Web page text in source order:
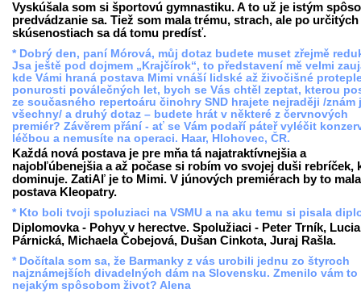
Vyskúšala som si športovú gymnastiku. A to už je istým
predvádzanie sa. Tiež som mala trému, strach, ale po určitých
skúsenostiach sa dá tomu predísť.
* Dobrý den, paní Mórová, můj dotaz budete muset zřejmě
Jsa ještě pod dojmem „Krajčírok“, to představení mě velmi
kde Vámi hraná postava Mimi vnáší lidské až živočišné
ponurosti poválečných let, bych se Vás chtěl zeptat, kterou
ze současného repertoáru činohry SND hrajete nejraději /znám
všechny/ a druhý dotaz – budete hrát v některé z červnových
premiér? Závěrem přání - ať se Vám podaří páteř vyléčit
léčbou a nemusíte na operaci. Haar, Hlohovec, ČR.
Každá nová postava je pre mňa tá najatraktívnejšia a
najobľúbenejšia a až počase si robím vo svojej duši rebríček,
dominuje. ZatiAľ je to Mimi. V júnových premiérach by to
postava Kleopatry.
* Kto boli tvoji spoluziaci na VSMU a na aku temu si pisala
Diplomovka - Pohyv v herectve. Spolužiaci - Peter Trník, Lucia
Párnická, Michaela Čobejová, Dušan Cinkota, Juraj Rašla.
* Dočítala som sa, že Barmanky z vás urobili jednu zo štyroch
najznámejších divadelných dám na Slovensku. Zmenilo vám to
nejakým spôsobom život? Alena